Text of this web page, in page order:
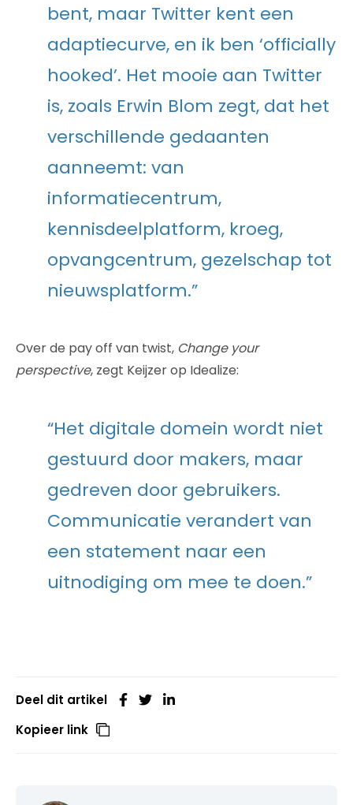
bent, maar Twitter kent een
adaptiecurve, en ik ben ‘officially
hooked’. Het mooie aan Twitter
is, zoals Erwin Blom zegt, dat het
verschillende gedaanten
aanneemt: van
informatiecentrum,
kennisdeelplatform, kroeg,
opvangcentrum, gezelschap tot
nieuwsplatform.”
Over de pay off van twist, Change your
perspective, zegt Keijzer op Idealize:
“Het digitale domein wordt niet
gestuurd door makers, maar
gedreven door gebruikers.
Communicatie verandert van
een statement naar een
uitnodiging om mee te doen.”
Deel dit artikel
Kopieer link